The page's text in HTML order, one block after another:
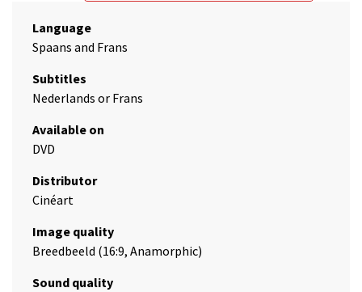
Language
Spaans and Frans
Subtitles
Nederlands or Frans
Available on
DVD
Distributor
Cinéart
Image quality
Breedbeeld (16:9, Anamorphic)
Sound quality